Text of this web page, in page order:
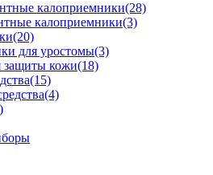
калоприемники(28)
калоприемники(3)
(20)
для уростомы(3)
защиты кожи(18)
(15)
(4)